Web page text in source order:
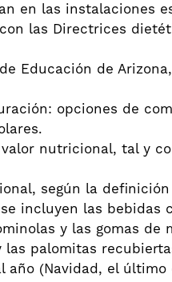
en las instalaciones
las Directrices
Educación de
opciones de
nutricional, tal y
según la
incluyen las bebidas
y las gomas de
palomitas
(Navidad, el